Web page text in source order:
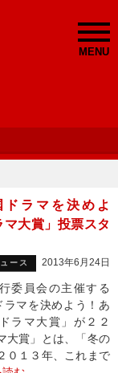
MENU
ラマを決めよ
大賞」投票スタ
ース 2013年6月24日
委員会の主催する
ラマを決めよう！あ
ラマ大賞」が２２
大賞」とは、「冬の
０１３年、これまで